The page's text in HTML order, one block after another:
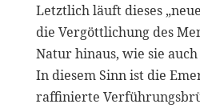
Letztlich läuft dieses
die Vergöttlichung des
Natur hinaus, wie sie
In diesem Sinn ist die
raffinierte